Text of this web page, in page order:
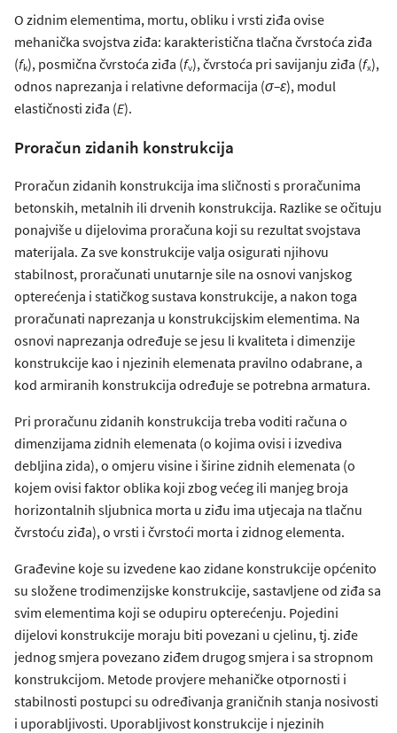
O zidnim elementima, mortu, obliku i vrsti ziđa ovise
mehanička svojstva ziđa: karakteristična tlačna čvrstoća ziđa
(fk), posmična čvrstoća ziđa (fv), čvrstoća pri savijanju ziđa (fx),
odnos naprezanja i relativne deformacija (σ–ε), modul
elastičnosti ziđa (E).
Proračun zidanih konstrukcija
Proračun zidanih konstrukcija ima sličnosti s proračunima
betonskih, metalnih ili drvenih konstrukcija. Razlike se očituju
ponajviše u dijelovima proračuna koji su rezultat svojstava
materijala. Za sve konstrukcije valja osigurati njihovu
stabilnost, proračunati unutarnje sile na osnovi vanjskog
opterećenja i statičkog sustava konstrukcije, a nakon toga
proračunati naprezanja u konstrukcijskim elementima. Na
osnovi naprezanja određuje se jesu li kvaliteta i dimenzije
konstrukcije kao i njezinih elemenata pravilno odabrane, a
kod armiranih konstrukcija određuje se potrebna armatura.
Pri proračunu zidanih konstrukcija treba voditi računa o
dimenzijama zidnih elemenata (o kojima ovisi i izvediva
debljina zida), o omjeru visine i širine zidnih elemenata (o
kojem ovisi faktor oblika koji zbog većeg ili manjeg broja
horizontalnih sljubnica morta u ziđu ima utjecaja na tlačnu
čvrstoću ziđa), o vrsti i čvrstoći morta i zidnog elementa.
Građevine koje su izvedene kao zidane konstrukcije općenito
su složene trodimenzijske konstrukcije, sastavljene od ziđa sa
svim elementima koji se odupiru opterećenju. Pojedini
dijelovi konstrukcije moraju biti povezani u cjelinu, tj. ziđe
jednog smjera povezano ziđem drugog smjera i sa stropnom
konstrukcijom. Metode provjere mehaničke otpornosti i
stabilnosti postupci su određivanja graničnih stanja nosivosti
i uporabljivosti. Uporabljivost konstrukcije i njezinih